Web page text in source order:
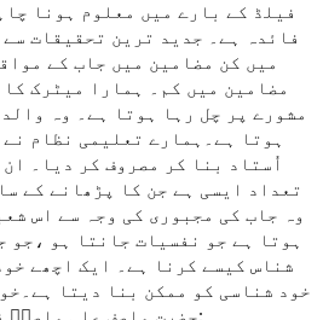
فیلڈ کے بارے میں معلوم ہونا
فائدہ ہے۔ جدید ترین تحقیقات
میں کن مضامین میں جاب کے
مضامین میں کم۔ ہمارا میٹرک کا
مشورے پر چل رہا ہوتا ہے۔ وہ
ہوتا ہے۔ہمارے تعلیمی نظام
اُستاد بنا کر مصروف کر دیا۔
تعداد ایسی ہے جن کا پڑھانے کے
وہ جاب کی مجبوری کی وجہ سے اس
ہوتا ہے جو نفسیات جانتا ہو ،جو
شناس کیسے کرنا ہے۔ ایک اچھے
خود شناسی کو ممکن بنا دیتا
حضرت واصف علی واصفؒ فرماتے ہیں: